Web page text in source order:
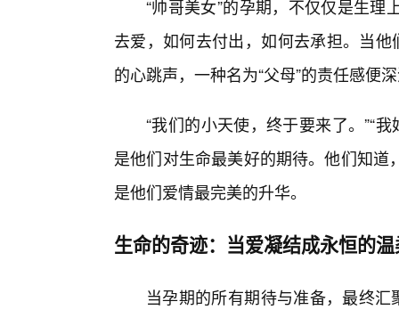
“帅哥美女”的孕期，不仅仅是生
去爱，如何去付出，如何去承担。当
的心跳声，一种名为“父母”的责任感便
“我们的小天使，终于要来了。”“
是他们对生命最美好的期待。他们知
是他们爱情最完美的升华。
生命的奇迹：当爱凝结成永恒的
当孕期的所有期待与准备，最终